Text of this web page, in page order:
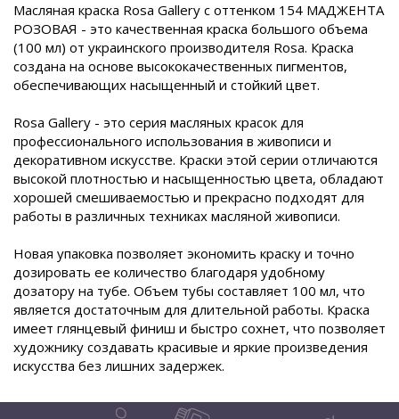
Масляная краска Rosa Gallery с оттенком 154 МАДЖЕНТА
РОЗОВАЯ - это качественная краска большого объема
(100 мл) от украинского производителя Rosa. Краска
создана на основе высококачественных пигментов,
обеспечивающих насыщенный и стойкий цвет.
Rosa Gallery - это серия масляных красок для
профессионального использования в живописи и
декоративном искусстве. Краски этой серии отличаются
высокой плотностью и насыщенностью цвета, обладают
хорошей смешиваемостью и прекрасно подходят для
работы в различных техниках масляной живописи.
Новая упаковка позволяет экономить краску и точно
дозировать ее количество благодаря удобному
дозатору на тубе. Объем тубы составляет 100 мл, что
является достаточным для длительной работы. Краска
имеет глянцевый финиш и быстро сохнет, что позволяет
художнику создавать красивые и яркие произведения
искусства без лишних задержек.